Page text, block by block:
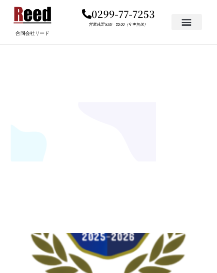
キ
合同会社リード
0299-77-7253
営業時間 9:00 – 20:00（年中無休）